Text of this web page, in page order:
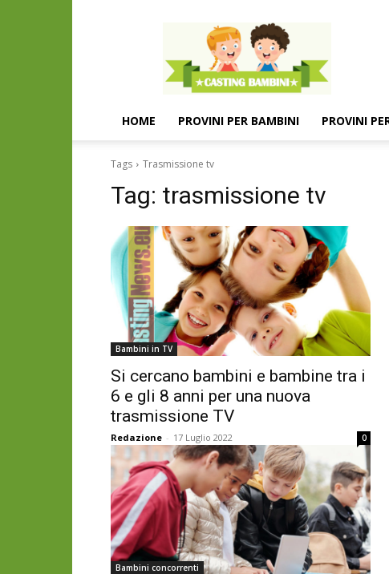
Casting
e
provini
per
bambini
e
HOME PROVINI PER BAMBINI PROVINI
Tags Trasmissione tv
Tag: trasmissione tv
Bambini in TV
Si cercano bambini e bambine tra i
6 e gli 8 anni per una nuova
trasmissione TV
Redazione - 17 Luglio 2022 0
Bambini concorrenti